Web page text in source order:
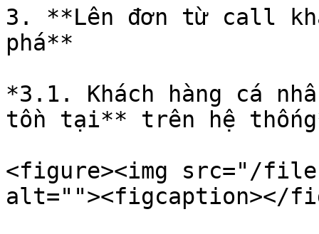
3. **Lên đơn từ call
phá**
*3.1. Khách hàng cá
tồn tại** trên hệ
<figure><img src="/files/
alt=""><figcaption></